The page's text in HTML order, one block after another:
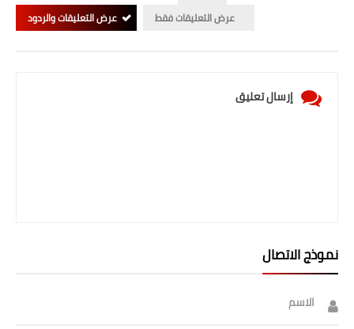
فن ومشاهيرعرض التعليقات فقط
عرض التعليقات والردود
إرسال تعليق
نموذج الاتصال
الاسم